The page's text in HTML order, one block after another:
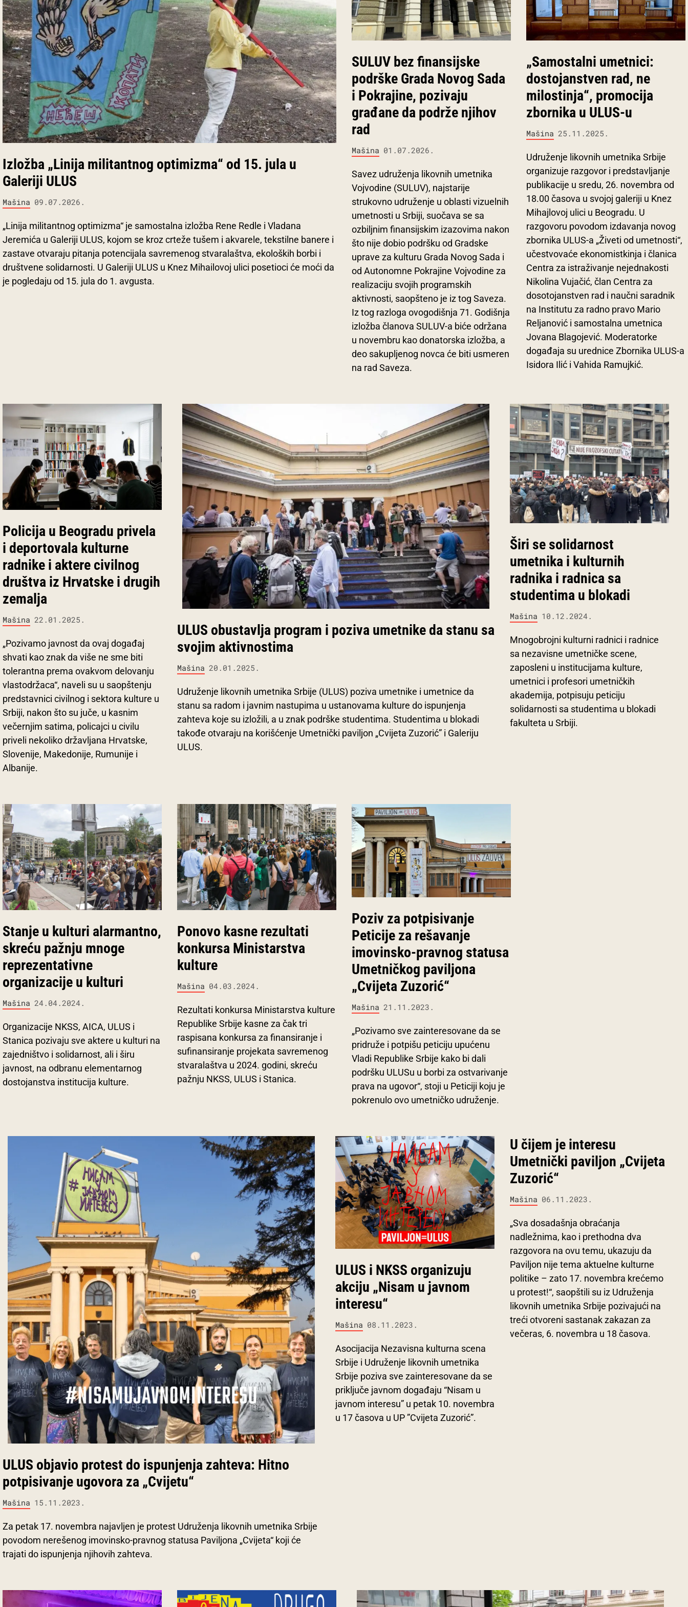
Izložba „Linija militantnog optimizma“ od 15. jula u
Galeriji ULUS
Mašina 09.07.2026.
„Linija militantnog optimizma“ je samostalna izložba Rene Redle i Vladana
Jeremića u Galeriji ULUS, kojom se kroz crteže tušem i akvarele, tekstilne banere i
zastave otvaraju pitanja potencijala savremenog stvaralaštva, ekoloških borbi i
društvene solidarnosti. U Galeriji ULUS u Knez Mihailovoj ulici posetioci će moći da
je pogledaju od 15. jula do 1. avgusta.
SULUV bez finansijske
podrške Grada Novog Sada
i Pokrajine, pozivaju
građane da podrže njihov
rad
Mašina 01.07.2026.
Savez udruženja likovnih umetnika
Vojvodine (SULUV), najstarije
strukovno udruženje u oblasti vizuelnih
umetnosti u Srbiji, suočava se sa
ozbiljnim finansijskim izazovima nakon
što nije dobio podršku od Gradske
uprave za kulturu Grada Novog Sada i
od Autonomne Pokrajine Vojvodine za
realizaciju svojih programskih
aktivnosti, saopšteno je iz tog Saveza.
Iz tog razloga ovogodišnja 71. Godišnja
izložba članova SULUV-a biće održana
u novembru kao donatorska izložba, a
deo sakupljenog novca će biti usmeren
na rad Saveza.
„Samostalni umetnici:
dostojanstven rad, ne
milostinja“, promocija
zbornika u ULUS-u
Mašina 25.11.2025.
Udruženje likovnih umetnika Srbije
organizuje razgovor i predstavljanje
publikacije u sredu, 26. novembra od
18.00 časova u svojoj galeriji u Knez
Mihajlovoj ulici u Beogradu. U
razgovoru povodom izdavanja novog
zbornika ULUS-a „Živeti od umetnosti“,
učestvovaće ekonomistkinja i članica
Centra za istraživanje nejednakosti
Nikolina Vujačić, član Centra za
dosotojanstven rad i naučni saradnik
na Institutu za radno pravo Mario
Reljanović i samostalna umetnica
Jovana Blagojević. Moderatorke
događaja su urednice Zbornika ULUS-a
Isidora Ilić i Vahida Ramujkić.
Policija u Beogradu privela
i deportovala kulturne
radnike i aktere civilnog
društva iz Hrvatske i drugih
zemalja
Mašina 22.01.2025.
„Pozivamo javnost da ovaj događaj
shvati kao znak da više ne sme biti
tolerantna prema ovakvom delovanju
vlastodržaca“, naveli su u saopštenju
predstavnici civilnog i sektora kulture u
Srbiji, nakon što su juče, u kasnim
večernjim satima, policajci u civilu
priveli nekoliko državljana Hrvatske,
Slovenije, Makedonije, Rumunije i
Albanije.
ULUS obustavlja program i poziva umetnike da stanu sa
svojim aktivnostima
Mašina 20.01.2025.
Udruženje likovnih umetnika Srbije (ULUS) poziva umetnike i umetnice da
stanu sa radom i javnim nastupima u ustanovama kulture do ispunjenja
zahteva koje su izložili, a u znak podrške studentima. Studentima u blokadi
takođe otvaraju na korišćenje Umetnički paviljon „Cvijeta Zuzorić” i Galeriju
ULUS.
Širi se solidarnost
umetnika i kulturnih
radnika i radnica sa
studentima u blokadi
Mašina 10.12.2024.
Mnogobrojni kulturni radnici i radnice
sa nezavisne umetničke scene,
zaposleni u institucijama kulture,
umetnici i profesori umetničkih
akademija, potpisuju peticiju
solidarnosti sa studentima u blokadi
fakulteta u Srbiji.
Stanje u kulturi alarmantno,
skreću pažnju mnoge
reprezentativne
organizacije u kulturi
Mašina 24.04.2024.
Organizacije NKSS, AICA, ULUS i
Stanica pozivaju sve aktere u kulturi na
zajedništvo i solidarnost, ali i širu
javnost, na odbranu elementarnog
dostojanstva institucija kulture.
Ponovo kasne rezultati
konkursa Ministarstva
kulture
Mašina 04.03.2024.
Rezultati konkursa Ministarstva kulture
Republike Srbije kasne za čak tri
raspisana konkursa za finansiranje i
sufinansiranje projekata savremenog
stvaralaštva u 2024. godini, skreću
pažnju NKSS, ULUS i Stanica.
Poziv za potpisivanje
Peticije za rešavanje
imovinsko-pravnog statusa
Umetničkog paviljona
„Cvijeta Zuzorić“
Mašina 21.11.2023.
„Pozivamo sve zainteresovane da se
pridruže i potpišu peticiju upućenu
Vladi Republike Srbije kako bi dali
podršku ULUSu u borbi za ostvarivanje
prava na ugovor“, stoji u Peticiji koju je
pokrenulo ovo umetničko udruženje.
ULUS objavio protest do ispunjenja zahteva: Hitno
potpisivanje ugovora za „Cvijetu“
Mašina 15.11.2023.
Za petak 17. novembra najavljen je protest Udruženja likovnih umetnika Srbije
povodom nerešenog imovinsko-pravnog statusa Paviljona „Cvijeta“ koji će
trajati do ispunjenja njihovih zahteva.
ULUS i NKSS organizuju
akciju „Nisam u javnom
interesu“
Mašina 08.11.2023.
Asocijacija Nezavisna kulturna scena
Srbije i Udruženje likovnih umetnika
Srbije poziva sve zainteresovane da se
priključe javnom događaju “Nisam u
javnom interesu” u petak 10. novembra
u 17 časova u UP ”Cvijeta Zuzorić”.
U čijem je interesu
Umetnički paviljon „Cvijeta
Zuzorić“
Mašina 06.11.2023.
„Sva dosadašnja obraćanja
nadležnima, kao i prethodna dva
razgovora na ovu temu, ukazuju da
Paviljon nije tema aktuelne kulturne
politike – zato 17. novembra krećemo
u protest!“, saopštili su iz Udruženja
likovnih umetnika Srbije pozivajući na
treći otvoreni sastanak zakazan za
večeras, 6. novembra u 18 časova.